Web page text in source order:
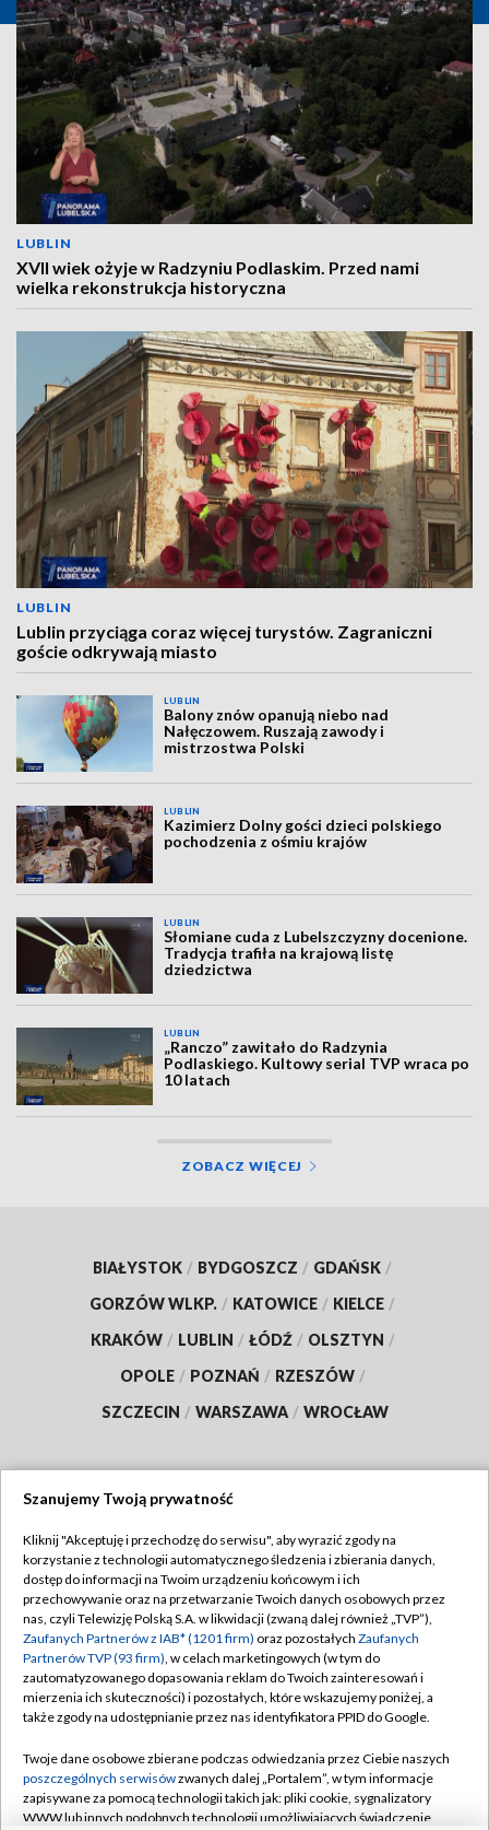
LUBLIN
XVII wiek ożyje w Radzyniu Podlaskim. Przed nami
wielka rekonstrukcja historyczna
LUBLIN
Lublin przyciąga coraz więcej turystów. Zagraniczni
goście odkrywają miasto
LUBLIN
Balony znów opanują niebo nad
Nałęczowem. Ruszają zawody i
mistrzostwa Polski
LUBLIN
Kazimierz Dolny gości dzieci polskiego
pochodzenia z ośmiu krajów
LUBLIN
Słomiane cuda z Lubelszczyzny docenione.
Tradycja trafiła na krajową listę
dziedzictwa
LUBLIN
„Ranczo” zawitało do Radzynia
Podlaskiego. Kultowy serial TVP wraca po
10 latach
ZOBACZ WIĘCEJ
BIAŁYSTOK / BYDGOSZCZ / GDAŃSK /
GORZÓW WLKP. / KATOWICE / KIELCE /
KRAKÓW / LUBLIN / ŁÓDŹ / OLSZTYN /
OPOLE / POZNAŃ / RZESZÓW /
SZCZECIN / WARSZAWA / WROCŁAW
TVP
Abonament TVP
Emisja w TVP
Centrum informacji TVP
Naziemna Telewizja Cyfrowa
Rada Programowa
System NOS
Regulamin TVP
Polityka prywatności
Moje zgody
Pomoc
Kontakt
Szanujemy Twoją prywatność
Kliknij "Akceptuję i przechodzę do serwisu", aby wyrazić zgody na
korzystanie z technologii automatycznego śledzenia i zbierania danych,
dostęp do informacji na Twoim urządzeniu końcowym i ich
przechowywanie oraz na przetwarzanie Twoich danych osobowych przez
nas, czyli Telewizję Polską S.A. w likwidacji (zwaną dalej również „TVP”),
Zaufanych Partnerów z IAB* (1201 firm) oraz pozostałych Zaufanych
Partnerów TVP (93 firm), w celach marketingowych (w tym do
zautomatyzowanego dopasowania reklam do Twoich zainteresowań i
mierzenia ich skuteczności) i pozostałych, które wskazujemy poniżej, a
także zgody na udostępnianie przez nas identyfikatora PPID do Google.
Twoje dane osobowe zbierane podczas odwiedzania przez Ciebie naszych
poszczególnych serwisówzwanych dalej „Portalem”, w tym informacje
zapisywane za pomocą technologii takich jak: pliki cookie, sygnalizatory
WWW lub innych podobnych technologii umożliwiających świadczenie